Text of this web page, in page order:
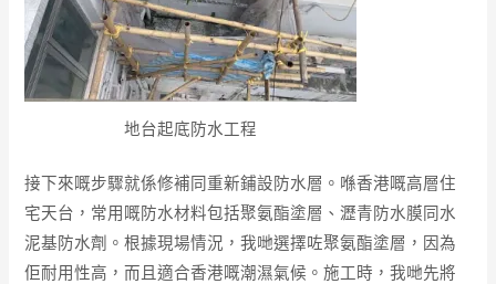
地台起底防水工程
接下來嘅步驟就係修補同重新鋪設防水層。喺香港嘅高層住
宅天台，常用嘅防水材料包括聚氨酯塗層、瀝青防水膜同水
泥基防水劑。根據現場情況，我哋選擇咗聚氨酯塗層，因為
佢耐用性高，而且適合香港嘅潮濕氣候。施工時，我哋先將